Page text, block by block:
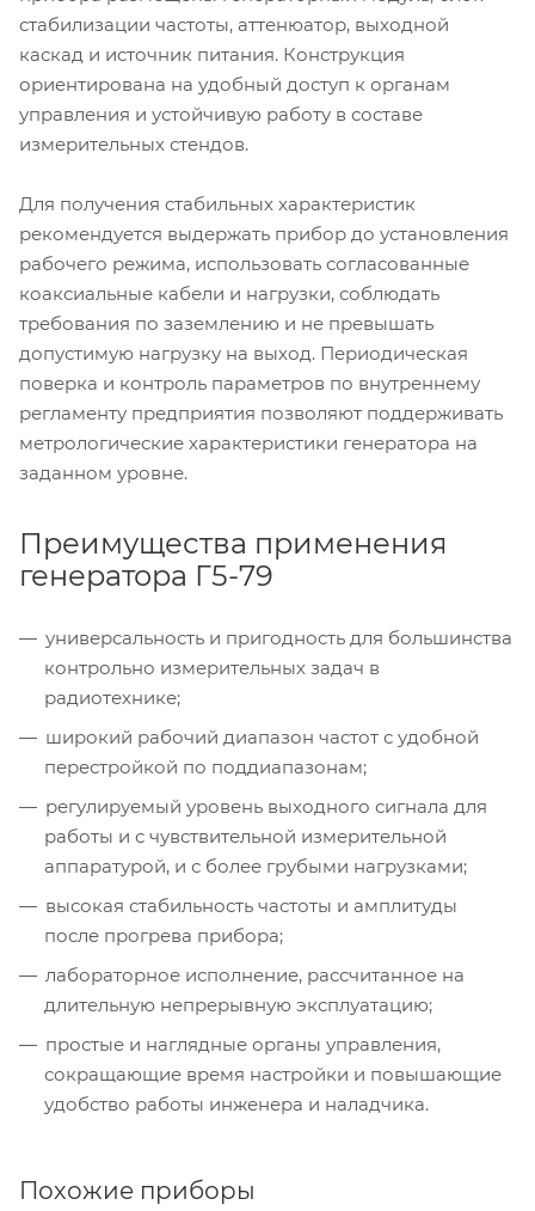
стабилизации частоты, аттенюатор, выходной
каскад и источник питания. Конструкция
ориентирована на удобный доступ к органам
управления и устойчивую работу в составе
измерительных стендов.
Для получения стабильных характеристик
рекомендуется выдержать прибор до установления
рабочего режима, использовать согласованные
коаксиальные кабели и нагрузки, соблюдать
требования по заземлению и не превышать
допустимую нагрузку на выход. Периодическая
поверка и контроль параметров по внутреннему
регламенту предприятия позволяют поддерживать
метрологические характеристики генератора на
заданном уровне.
Преимущества применения
генератора Г5-79
универсальность и пригодность для большинства
контрольно измерительных задач в
радиотехнике;
широкий рабочий диапазон частот с удобной
перестройкой по поддиапазонам;
регулируемый уровень выходного сигнала для
работы и с чувствительной измерительной
аппаратурой, и с более грубыми нагрузками;
высокая стабильность частоты и амплитуды
после прогрева прибора;
лабораторное исполнение, рассчитанное на
длительную непрерывную эксплуатацию;
простые и наглядные органы управления,
сокращающие время настройки и повышающие
удобство работы инженера и наладчика.
Похожие приборы